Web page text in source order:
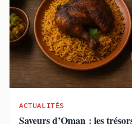
ACTUALITÉS
Saveurs d’Oman : les